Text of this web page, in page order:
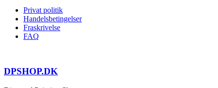
Privat politik
Handelsbetingelser
Fraskrivelse
FAQ
DPSHOP.DK